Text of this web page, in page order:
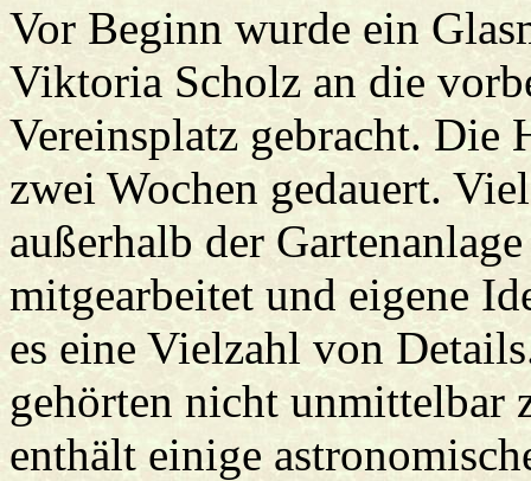
Vor Beginn wurde ein
Viktoria Scholz an die
Vereinsplatz gebracht. Die
zwei Wochen gedauert.
außerhalb der
mitgearbeitet und eigene
es eine Vielzahl von
gehörten nicht unmittelbar
enthält einige